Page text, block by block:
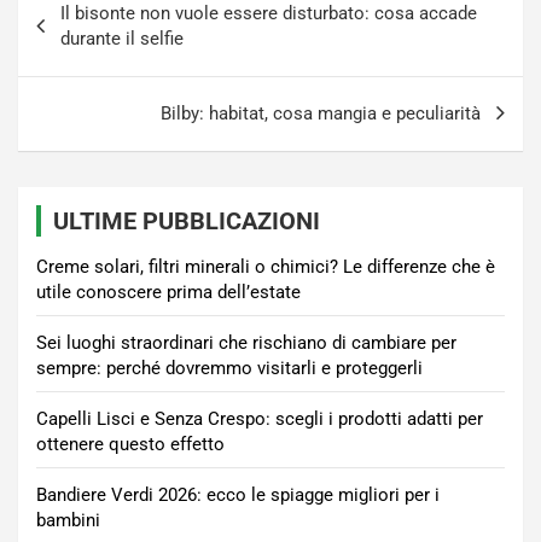
articoli
Il bisonte non vuole essere disturbato: cosa accade
durante il selfie
Bilby: habitat, cosa mangia e peculiarità
ULTIME PUBBLICAZIONI
Creme solari, filtri minerali o chimici? Le differenze che è
utile conoscere prima dell’estate
Sei luoghi straordinari che rischiano di cambiare per
sempre: perché dovremmo visitarli e proteggerli
Capelli Lisci e Senza Crespo: scegli i prodotti adatti per
ottenere questo effetto
Bandiere Verdi 2026: ecco le spiagge migliori per i
bambini